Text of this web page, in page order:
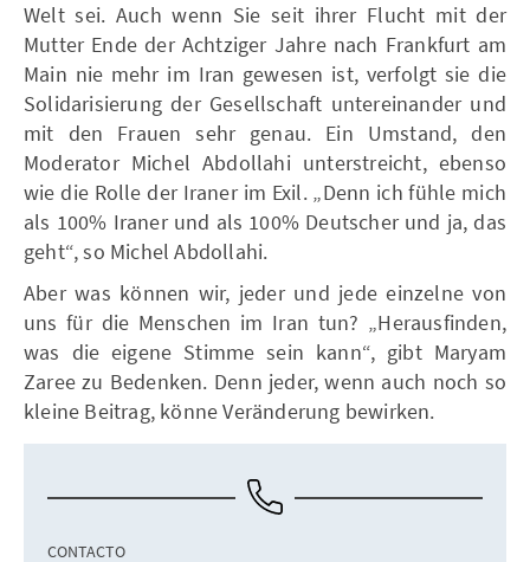
Welt sei. Auch wenn Sie seit ihrer Flucht mit der
Mutter Ende der Achtziger Jahre nach Frankfurt am
Main nie mehr im Iran gewesen ist, verfolgt sie die
Solidarisierung der Gesellschaft untereinander und
mit den Frauen sehr genau. Ein Umstand, den
Moderator Michel Abdollahi unterstreicht, ebenso
wie die Rolle der Iraner im Exil. „Denn ich fühle mich
als 100% Iraner und als 100% Deutscher und ja, das
geht“, so Michel Abdollahi.
Aber was können wir, jeder und jede einzelne von
uns für die Menschen im Iran tun? „Herausfinden,
was die eigene Stimme sein kann“, gibt Maryam
Zaree zu Bedenken. Denn jeder, wenn auch noch so
kleine Beitrag, könne Veränderung bewirken.
CONTACTO